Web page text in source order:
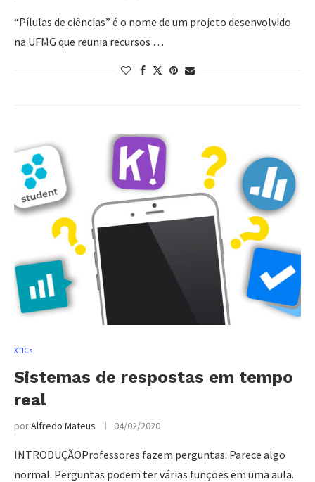
“Pílulas de ciências” é o nome de um projeto desenvolvido
na UFMG que reunia recursos …
XTICs
Sistemas de respostas em tempo
real
porAlfredo Mateus 04/02/2020
INTRODUÇÃOProfessores fazem perguntas. Parece algo
normal. Perguntas podem ter várias funções em uma aula.